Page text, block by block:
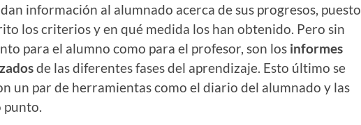
información al alumnado acerca de sus progresos, puesto
los criterios y en qué medida los han obtenido. Pero sin
para el alumno como para el profesor, son los informes
de las diferentes fases del aprendizaje. Esto último se
un par de herramientas como el diario del alumnado y las